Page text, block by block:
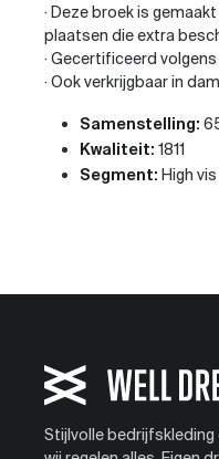
· Deze broek is
plaatsen die extra
· Gecertificeerd
· Ook verkrijgbaar in
Samenstelling:
Kwaliteit: 1811
Segment: High vis
Stijlvolle